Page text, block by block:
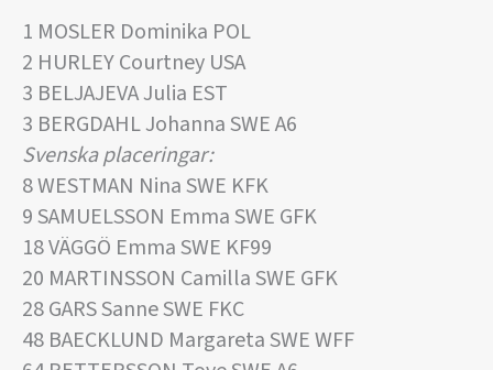
1 MOSLER Dominika POL
2 HURLEY Courtney USA
3 BELJAJEVA Julia EST
3 BERGDAHL Johanna SWE A6
Svenska placeringar:
8 WESTMAN Nina SWE KFK
9 SAMUELSSON Emma SWE GFK
18 VÄGGÖ Emma SWE KF99
20 MARTINSSON Camilla SWE GFK
28 GARS Sanne SWE FKC
48 BAECKLUND Margareta SWE WFF